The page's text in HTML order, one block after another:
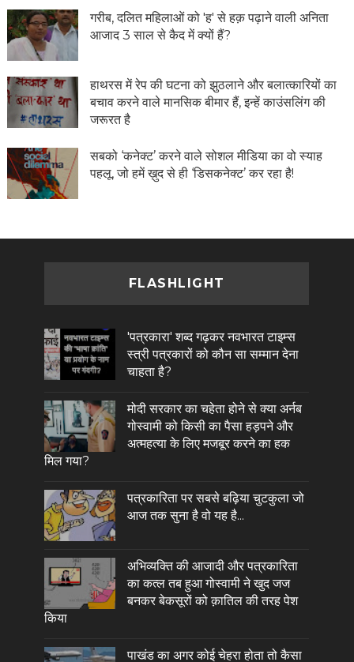
गरीब, दलित महिलाओं को 'ह' से हक़ पढ़ाने वाली अनिता
आजाद 3 साल से कैद में क्यों हैं?
हाथरस में रेप की घटना को झुठलाने और बलात्कारियों का
बचाव करने वाले मानसिक बीमार हैं, इन्हें काउंसलिंग की
जरूरत है
सबको ‘कनेक्ट’ करने वाले सोशल मीडिया का वो स्याह
पहलू, जो हमें ख़ुद से ही ‘डिसकनेक्ट’ कर रहा है!
FLASHLIGHT
'पत्रकारा' शब्द गढ़कर नवभारत टाइम्स
स्त्री पत्रकारों को कौन सा सम्मान देना
चाहता है?
मोदी सरकार का चहेता होने से क्या अर्नब
गोस्वामी को किसी का पैसा हड़पने और
अत्महत्या के लिए मजबूर करने का हक
मिल गया?
पत्रकारिता पर सबसे बढ़िया चुटकुला जो
आज तक सुना है वो यह है...
अभिव्यक्ति की आजादी और पत्रकारिता
का कत्ल तब हुआ गोस्वामी ने खुद जज
बनकर बेकसूरों को क़ातिल की तरह पेश
किया
पाखंड का अगर कोई चेहरा होता तो कैसा